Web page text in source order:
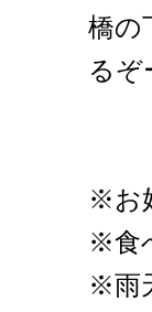
橋の
るぞ
※お
※食
※雨